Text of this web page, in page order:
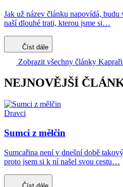
Jak už název článku napovídá, budu
naší dlouhé trati, kterou jsme si…
Číst dále
Zobrazit všechny články
NEJNOVĚJŠÍ
Dravci
Sumci z mělčin
Sumcařina není v dnešní době
proto jsem si k ní našel svou cestu…